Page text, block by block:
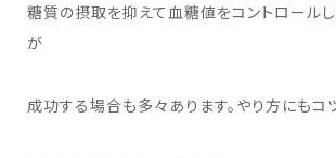
糖質の摂取を抑えて血糖値をコントロール
が
成功する場合も多々あります。やり方にもコ